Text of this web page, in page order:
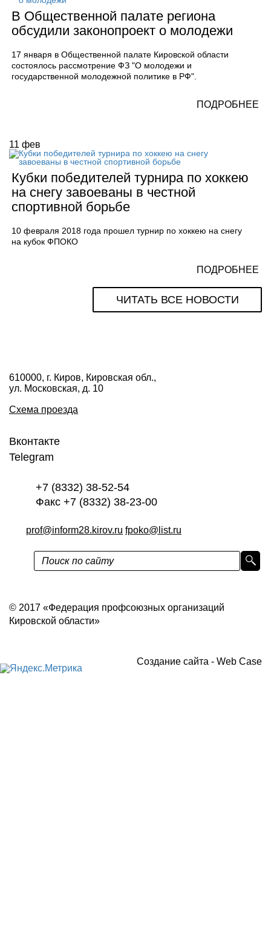
В Общественной палате региона
обсудили законопроект о молодежи
17 января в Общественной палате Кировской области
состоялось рассмотрение ФЗ "О молодежи и
государственной молодежной политике в РФ".
ПОДРОБНЕЕ
11 фев
Кубки победителей турнира по хоккею
на снегу завоеваны в честной
спортивной борьбе
10 февраля 2018 года прошел турнир по хоккею на снегу
на кубок ФПОКО
ПОДРОБНЕЕ
ЧИТАТЬ ВСЕ НОВОСТИ
610000, г. Киров, Кировская обл.,
ул. Московская, д. 10
Схема проезда
Вконтакте
Telegram
+7 (8332) 38-52-54
Факс +7 (8332) 38-23-00
prof@inform28.kirov.ru fpoko@list.ru
© 2017 «Федерация профсоюзных организаций
Кировской области»
Создание сайта - Web Case